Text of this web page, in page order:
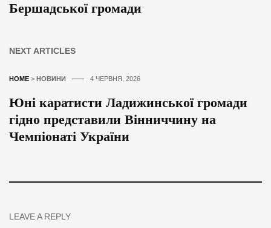
Бершадської громади
NEXT ARTICLES
HOME > НОВИНИ 4 ЧЕРВНЯ, 2026
Юні каратисти Ладижинської громади
гідно представили Вінниччину на
Чемпіонаті України
LEAVE A REPLY